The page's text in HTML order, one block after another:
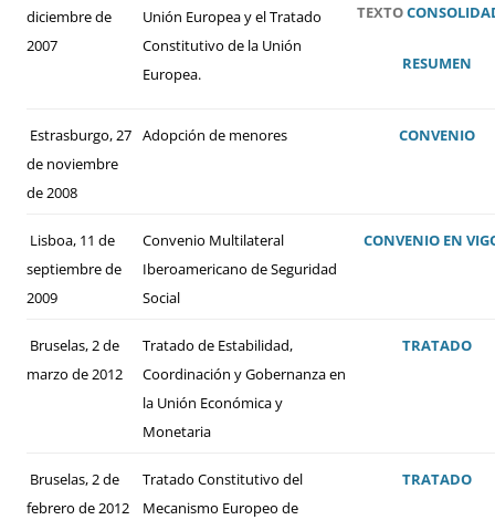
diciembre de
2007
Unión Europea y el Tratado
Constitutivo de la Unión
Europea.
TEXTO
RESUMEN
Estrasburgo, 27
de noviembre
de 2008
Adopción de menores CONVENIO
Lisboa, 11 de
septiembre de
2009
Convenio Multilateral
Iberoamericano de Seguridad
Social
CONVENIO EN
Bruselas, 2 de
marzo de 2012
Tratado de Estabilidad,
Coordinación y Gobernanza en
la Unión Económica y
Monetaria
TRATADO
Bruselas, 2 de
febrero de 2012
Tratado Constitutivo del
Mecanismo Europeo de
TRATADO